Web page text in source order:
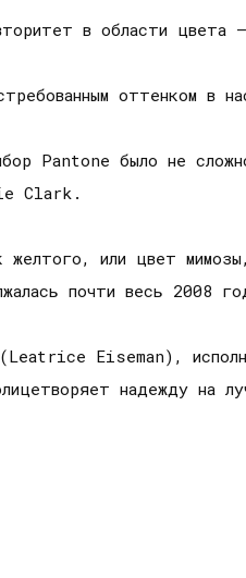
в области
оттенком в
Pantone было не
Clark.
желтого, или цвет
почти весь 2008
Eiseman),
надежду на